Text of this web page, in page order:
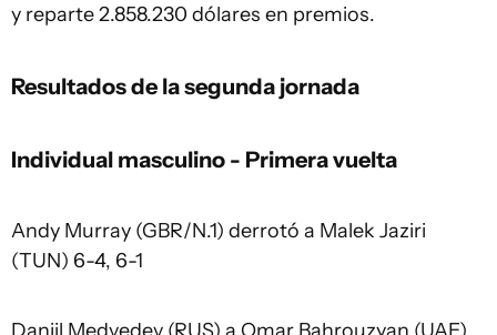
y reparte 2.858.230 dólares en premios.
Resultados de la segunda jornada
Individual masculino - Primera vuelta
Andy Murray (GBR/N.1) derrotó a Malek Jaziri
(TUN) 6-4, 6-1